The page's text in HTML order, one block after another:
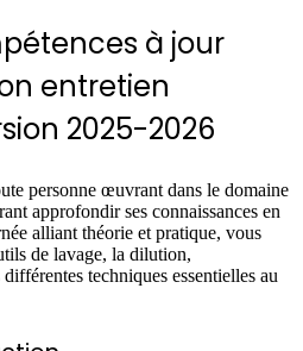
à jour
entretien
2025-2026
personne œuvrant dans le domaine
approfondir ses connaissances en
alliant théorie et pratique, vous
de lavage, la dilution,
techniques essentielles au